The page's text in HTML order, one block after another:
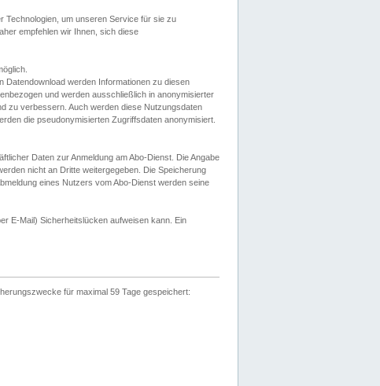
Technologien, um unseren Service für sie zu
empfehlen wir Ihnen, sich diese
Datendownload werden Informationen zu diesen
und werden ausschließlich in anonymisierter
zu verbessern. Auch werden diese Nutzungsdaten
die pseudonymisierten Zugriffsdaten anonymisiert.
Daten zur Anmeldung am Abo-Dienst. Die Angabe
nicht an Dritte weitergegeben. Die Speicherung
eines Nutzers vom Abo-Dienst werden seine
E-Mail) Sicherheitslücken aufweisen kann. Ein
für maximal 59 Tage gespeichert: